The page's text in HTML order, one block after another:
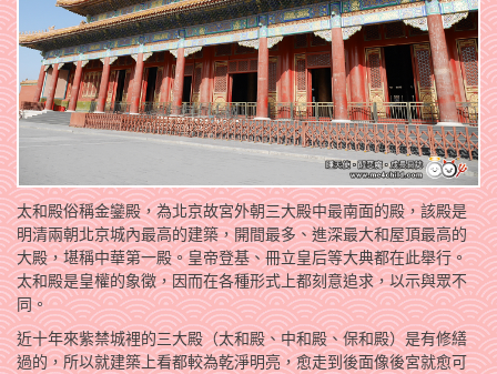
太和殿俗稱金鑾殿，為北京故宮外朝三大殿中最南面的殿，該殿是
明清兩朝北京城內最高的建築，開間最多、進深最大和屋頂最高的
大殿，堪稱中華第一殿。皇帝登基、冊立皇后等大典都在此舉行。
太和殿是皇權的象徵，因而在各種形式上都刻意追求，以示與眾不
同。
近十年來紫禁城裡的三大殿（太和殿、中和殿、保和殿）是有修繕
過的，所以就建築上看都較為乾淨明亮，愈走到後面像後宮就愈可